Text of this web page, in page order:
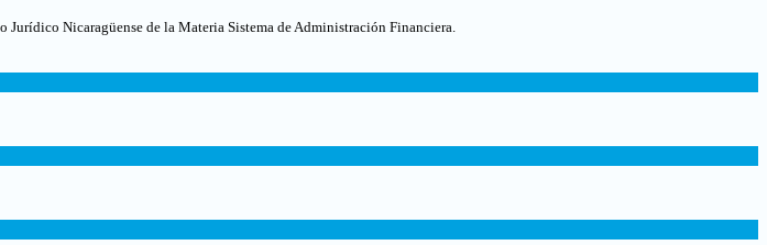
Jurídico Nicaragüense de la Materia Sistema de Administración Financiera.